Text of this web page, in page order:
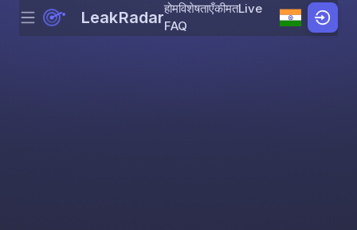
Skip to content
Menu LeakRadarहोमविशेषताएँकीमतLive
FAQ